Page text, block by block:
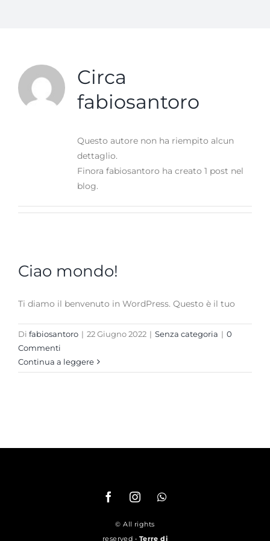
Circa
fabiosantoro
Questo autore non ha riempito alcun
dettaglio.
Finora fabiosantoro ha creato 1 post nel
blog.
Ciao mondo!
Ti diamo il benvenuto in WordPress. Questo è il tuo
Di fabiosantoro | 22 Giugno 2022 | Senza categoria | 0
Commenti
Continua a leggere
© All rights
reserved • Terre di